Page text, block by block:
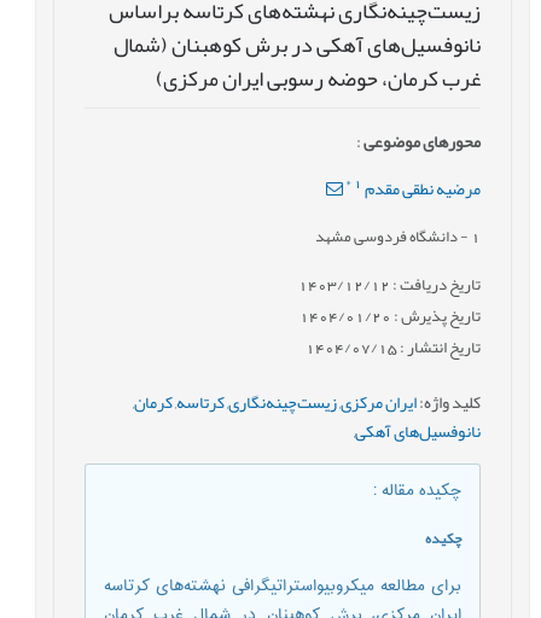
زیست‌چینه‌نگاری نهشته‌های کرتاسه براساس
نانوفسیل‌های آهکی در برش کوهبنان (شمال
غرب کرمان، حوضه رسوبی ایران مرکزی)
محورهای موضوعی:
مرضیه نطقی مقدم1
*
- دانشگاه فردوسی مشهد
تاریخ دریافت : 1403/12/12
تاریخ پذیرش : 1404/01/20
تاریخ انتشار : 1404/07/15
کلید واژه:ایران مرکزی,زیست‌چینه‌نگاری,کرتاسه,کرمان,
نانوفسیل‌های آهکی,
چکیده مقاله:
چکیده
برای مطالعه میکروبیواستراتیگرافی نهشته‌های کرتاسه